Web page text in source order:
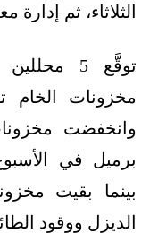
الثلاثاء، ثم
توقَّع 5 محللين استطلعت
بينما بقيت
الديزل ووقود